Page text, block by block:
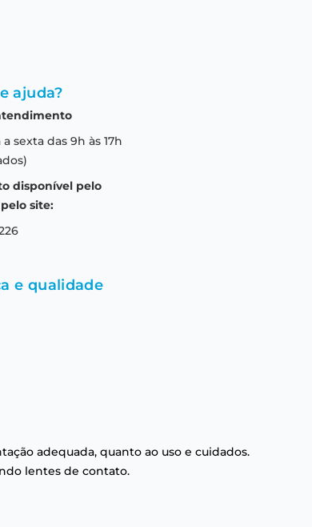
ajuda?
sexta das 9h às 17h
disponível pelo
site:
e qualidade
adequada, quanto ao uso e cuidados.
lentes de contato.